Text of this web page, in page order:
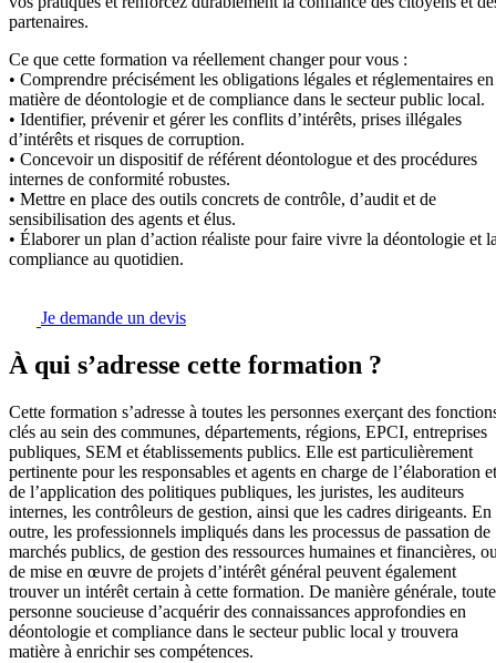
partenaires.
Ce que cette formation va réellement changer pour vous :
• Comprendre précisément les obligations légales et réglementaires en
matière de déontologie et de compliance dans le secteur public local.
• Identifier, prévenir et gérer les conflits d’intérêts, prises illégales
d’intérêts et risques de corruption.
• Concevoir un dispositif de référent déontologue et des procédures
internes de conformité robustes.
• Mettre en place des outils concrets de contrôle, d’audit et de
sensibilisation des agents et élus.
• Élaborer un plan d’action réaliste pour faire vivre la déontologie et
compliance au quotidien.
Je demande un devis
À qui s’adresse cette formation ?
Cette formation s’adresse à toutes les personnes exerçant des
clés au sein des communes, départements, régions, EPCI, entreprises
publiques, SEM et établissements publics. Elle est particulièrement
pertinente pour les responsables et agents en charge de l’élaboration et
de l’application des politiques publiques, les juristes, les auditeurs
internes, les contrôleurs de gestion, ainsi que les cadres dirigeants. En
outre, les professionnels impliqués dans les processus de passation de
marchés publics, de gestion des ressources humaines et financières,
de mise en œuvre de projets d’intérêt général peuvent également
trouver un intérêt certain à cette formation. De manière générale, toute
personne soucieuse d’acquérir des connaissances approfondies en
déontologie et compliance dans le secteur public local y trouvera
matière à enrichir ses compétences.